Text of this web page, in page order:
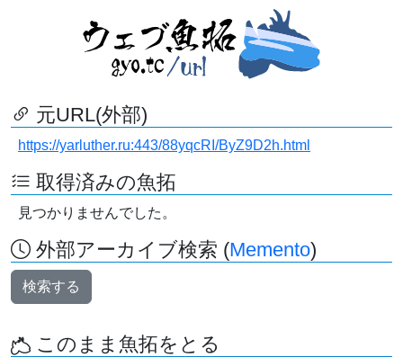
元URL(外部)
https://yarluther.ru:443/88yqcRI/ByZ9D2h.html
取得済みの魚拓
見つかりませんでした。
外部アーカイブ検索 (Memento)
検索する
このまま魚拓をとる